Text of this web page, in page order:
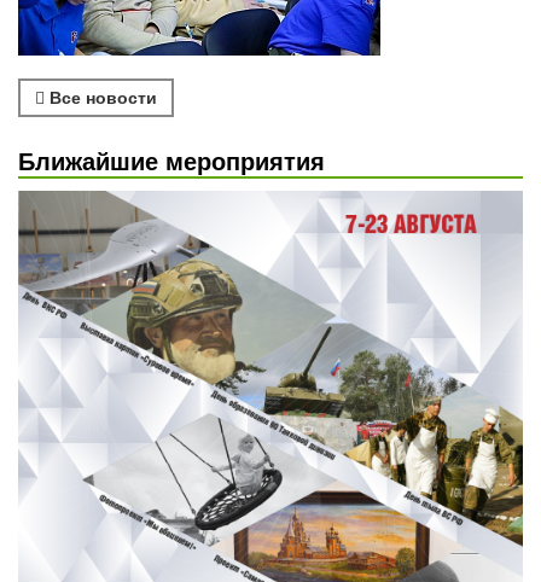
Все новости
Ближайшие мероприятия